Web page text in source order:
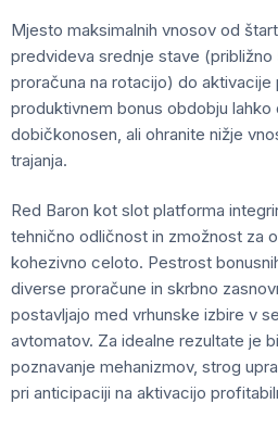
Mjesto maksimalnih vnosov od
predvideva srednje stave (približno
proračuna na rotacijo) do aktivacije
produktivnem bonus obdobju
dobičkonosen, ali ohranite nižje
trajanja.
Red Baron kot slot platforma
tehnično odličnost in zmožnost za
kohezivno celoto. Pestrost
diverse proračune in skrbno
postavljajo med vrhunske izbire v
avtomatov. Za idealne rezultate je
poznavanje mehanizmov, strog
pri anticipaciji na aktivacijo